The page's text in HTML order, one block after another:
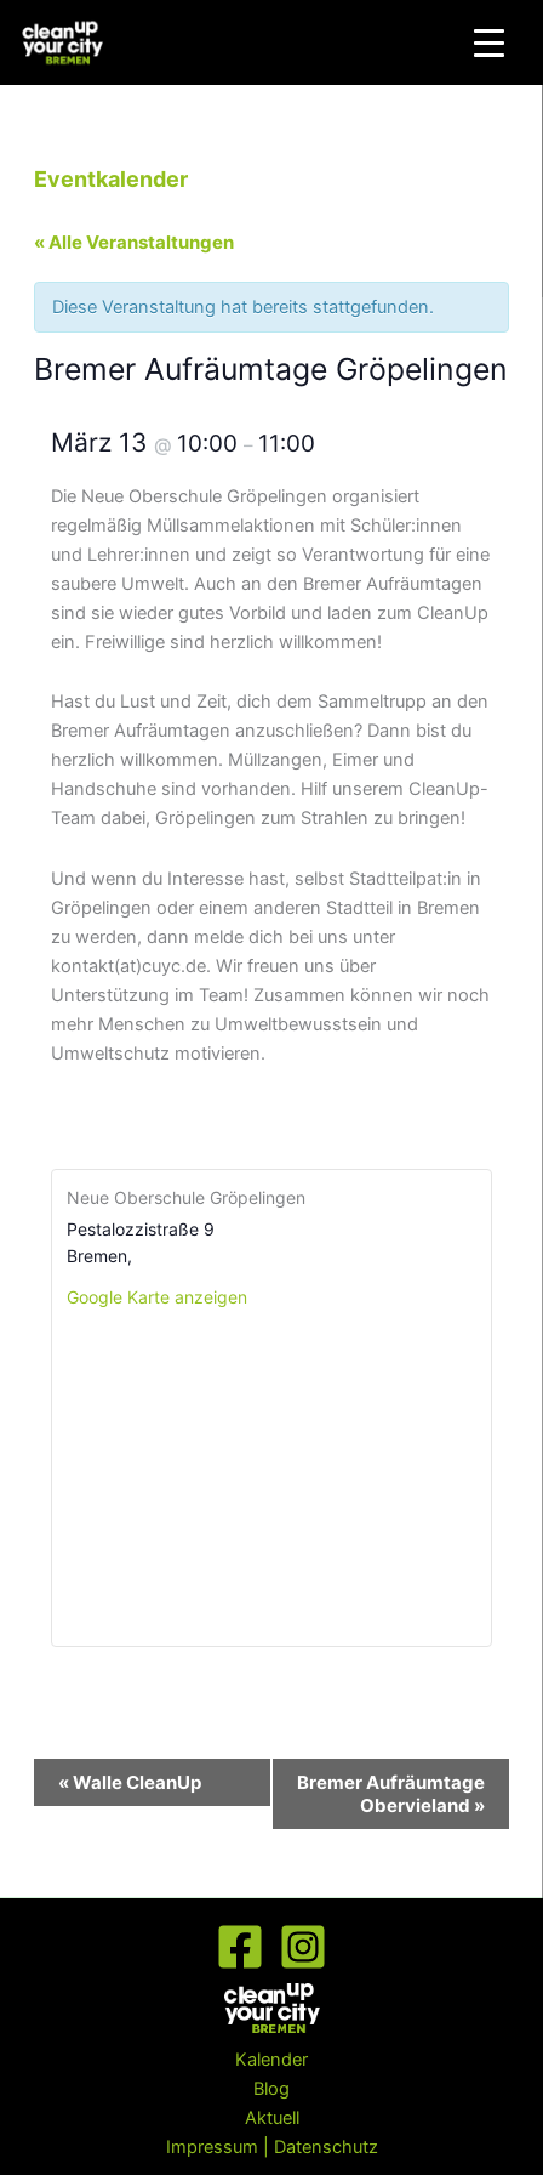
Inhalt
springen
Eventkalender
« Alle Veranstaltungen
Diese Veranstaltung hat bereits stattgefunden.
Bremer Aufräumtage Gröpelingen
März 13 @ 10:00– 11:00
Die Neue Oberschule Gröpelingen organisiert
regelmäßig Müllsammelaktionen mit Schüler:innen
und Lehrer:innen und zeigt so Verantwortung für eine
saubere Umwelt. Auch an den Bremer Aufräumtagen
sind sie wieder gutes Vorbild und laden zum CleanUp
ein. Freiwillige sind herzlich willkommen!
Hast du Lust und Zeit, dich dem Sammeltrupp an den
Bremer Aufräumtagen anzuschließen? Dann bist du
herzlich willkommen. Müllzangen, Eimer und
Handschuhe sind vorhanden. Hilf unserem CleanUp-
Team dabei, Gröpelingen zum Strahlen zu bringen!
Und wenn du Interesse hast, selbst Stadtteilpat:in in
Gröpelingen oder einem anderen Stadtteil in Bremen
zu werden, dann melde dich bei uns unter
kontakt(at)cuyc.de. Wir freuen uns über
Unterstützung im Team! Zusammen können wir noch
mehr Menschen zu Umweltbewusstsein und
Umweltschutz motivieren.
Neue Oberschule Gröpelingen
Pestalozzistraße 9
Bremen,
Google Karte anzeigen
Veranstaltung-
«Walle CleanUp
Bremer Aufräumtage
Obervieland »
Kalender
Blog
Aktuell
Impressum | Datenschutz